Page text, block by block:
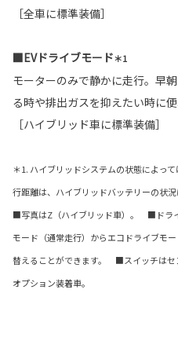
［全車に標準装備］
■EVドライブモード＊1
モーターのみで静かに走行。早
る時や排出ガスを抑えたい時に便
［ハイブリッド車に標準装備］
＊1. ハイブリッドシステムの状態によっ
行距離は、ハイブリッドバッテリーの状況
■写真はZ（ハイブリッド車）。 ■ドラ
モード（通常走行）からエコドライブモ
替えることができます。 ■スイッチは
オプション装着車。